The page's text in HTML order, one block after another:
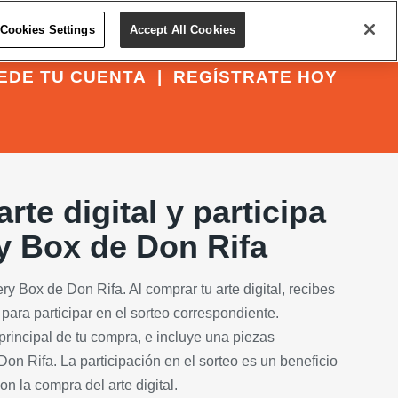
REGÍSTRATE HOY
TU CUENTA
digital y participa
Box de Don Rifa
Box de Don Rifa. Al comprar tu arte digital, recibes
participar en el sorteo correspondiente.
de tu compra, e incluye una piezas
Rifa. La participación en el sorteo es un beneficio
la compra del arte digital.
Cookies Settings Accept All Cookies